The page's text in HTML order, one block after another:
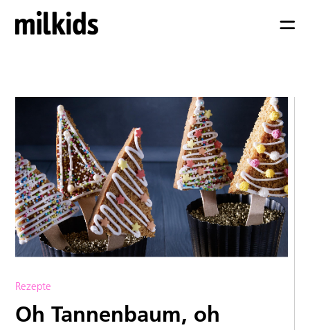
Rezepte
Oh Tannenbaum, oh